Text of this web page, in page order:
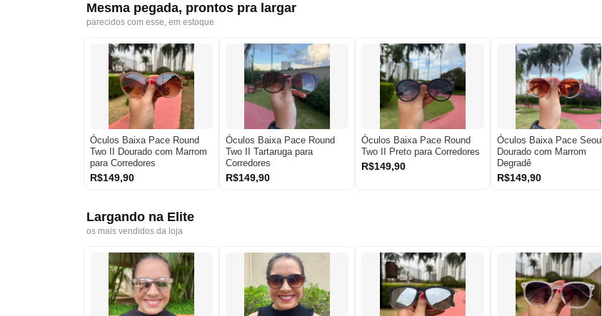
Mesma pegada, prontos pra largar
parecidos com esse, em estoque
Óculos Baixa Pace Round
Two II Dourado com Marrom
para Corredores
R$149,90
Óculos Baixa Pace Round
Two II Tartaruga para
Corredores
R$149,90
Óculos Baixa Pace Round
Two II Preto para Corredores
R$149,90
Óculos Baixa Pace Seoul
Dourado com Marrom
Degradê
R$149,90
Largando na Elite
os mais vendidos da loja